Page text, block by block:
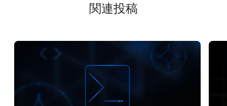
関連投稿